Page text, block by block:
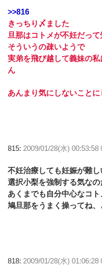
>>816
きっちり〆ました
旦那はコトメが不妊だっ
そういうの疎いようで
実弟を飛び越して義妹の
ん
あんまり気にしないことに
815: 2009/01/28(水) 00:53:58
不妊治療しても妊娠が難し
選択小梨を強制する気なの
あくまでも自分中心なコト
鳩旦那をうまく操ってね、
818: 2009/01/28(水) 01:06:28